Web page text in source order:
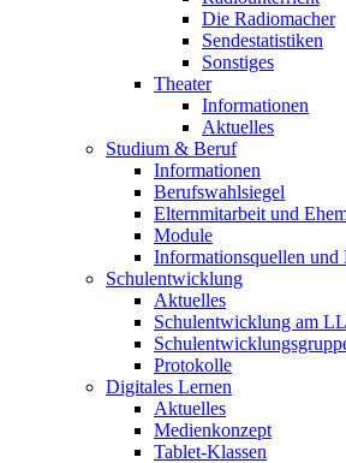
Die Radiomacher
Sendestatistiken
Sonstiges
Theater
Informationen
Aktuelles
Studium & Beruf
Informationen
Berufswahlsiegel
Elternmitarbeit und
Module
Informationsquellen und
Schulentwicklung
Aktuelles
Schulentwicklung am
Protokolle
Digitales Lernen
Aktuelles
Medienkonzept
Tablet-Klassen